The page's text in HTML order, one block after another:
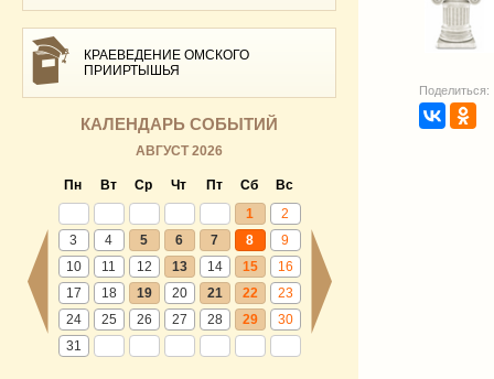
КРАЕВЕДЕНИЕ ОМСКОГО
ПРИИРТЫШЬЯ
КАЛЕНДАРЬ СОБЫТИЙ
АВГУСТ 2026
Пн Вт Ср Чт Пт Сб
Вс
1
2
3
4 5 6 7 8
9
10
11 12 13 14 15
16
17
18 19 20 21 22
23
24
25 26 27 28 29
30
31
Поделиться: